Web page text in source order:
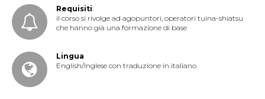
Requisiti:
il corso si rivolge ad agopuntori, operatori tuina-shiatsu
che hanno già una formazione di base
Lingua
English/Inglese con traduzione in italiano